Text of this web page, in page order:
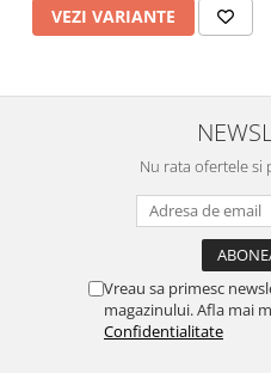
VEZI VARIANTE
Nu rata ofertele
Vreau sa primesc
magazinului. Afla mai
Confidentialitate